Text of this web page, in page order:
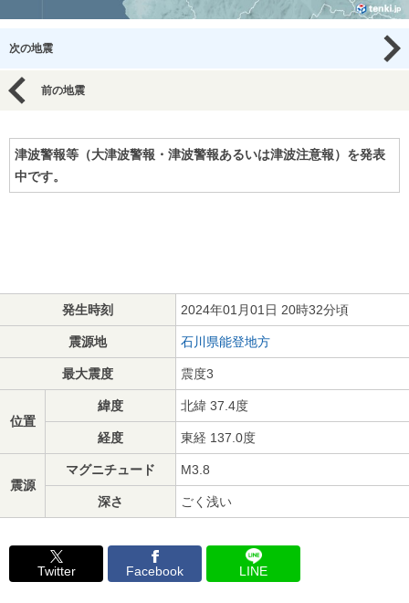
次の地震
前の地震
津波警報等（大津波警報・津波警報あるいは津波注意報）を発表
中です。
発生時刻 2024年01月01日 20時32分頃
震源地 石川県能登地方
最大震度 震度3
位置
緯度 北緯 37.4度
経度 東経 137.0度
震源
マグニチュード M3.8
深さ ごく浅い
Twitter Facebook LINE